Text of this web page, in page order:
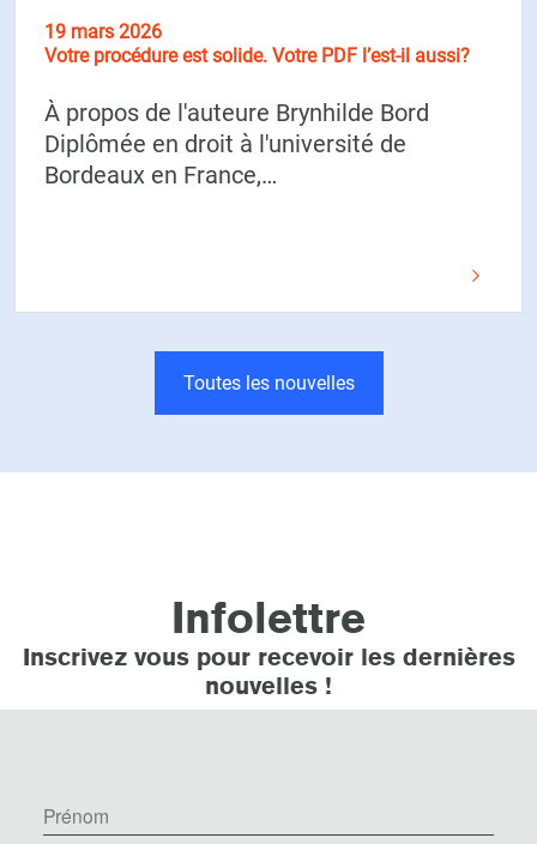
19 mars 2026
Votre procédure est solide. Votre PDF l’est-il aussi?
À propos de l'auteure Brynhilde Bord
Diplômée en droit à l'université de
Bordeaux en France,…
Toutes les nouvelles
Infolettre
Inscrivez vous pour recevoir les dernières
nouvelles !